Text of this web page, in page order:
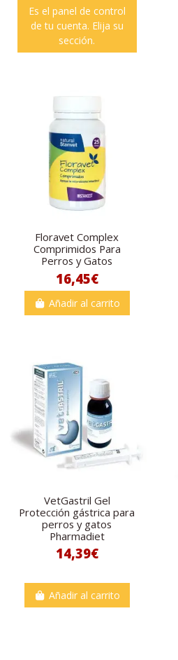
Es el panel de control
de tu cuenta. Elija su
sección.
Floravet Complex
Comprimidos Para
Perros y Gatos
16,45€
Añadir al carrito
VetGastril Gel
Protección gástrica para
perros y gatos
Pharmadiet
14,39€
Añadir al carrito